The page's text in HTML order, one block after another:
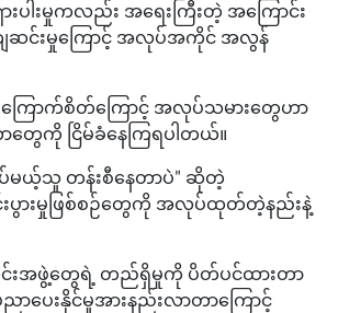
ပါးမှုကလည်း အရေးကြီးတဲ့ အကြောင်း
ကျဆင်းမှုကြောင့် အလုပ်အကိုင် အလွန်
ောက်စိတ်ကြောင့် အလုပ်သမားတွေဟာ
ာတွေကို ငြိမ်ခံနေကြရပါတယ်။
မယ့်သူ တန်းစီနေတာပဲ" ဆိုတဲ့
းပွားမှုဖြစ်စဉ်တွေကို အလုပ်ထုတ်တဲ့နည်းနဲ့
အဖွဲ့တွေရဲ့ တည်ရှိမှုကို ပိတ်ပင်ထားတာ
ေးနိုင်မှုအားနည်းလာတာကြောင့်